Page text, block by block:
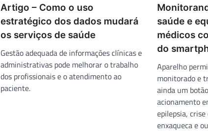
Artigo – Como o uso
estratégico dos dados mudará
os serviços de saúde
Gestão adequada de informações clínicas e
administrativas pode melhorar o trabalho
dos profissionais e o atendimento ao
paciente.
saúde e
médicos
do
Aparelho
monitorado e
ainda um
acionamento
epilepsia,
enxaqueca e